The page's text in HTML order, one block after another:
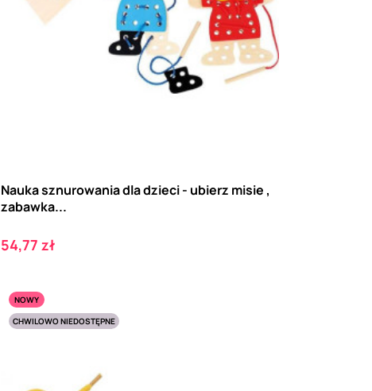
Nauka sznurowania dla dzieci - ubierz misie ,
zabawka...
Cena
54,77 zł
NOWY
CHWILOWO NIEDOSTĘPNE